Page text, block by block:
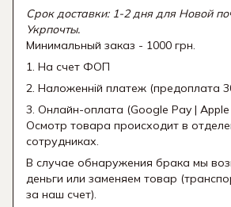
Срок доставки: 1-2 дня для Новой
Укрпочты.
Минимальный заказ - 1000 грн.
1. На счет ФОП
2. Наложенній платеж (предоплата
3. Онлайн-оплата (Google Pay | Apple
Осмотр товара происходит в
сотрудниках.
В случае обнаружения брака мы
деньги или заменяем товар
за наш счет).